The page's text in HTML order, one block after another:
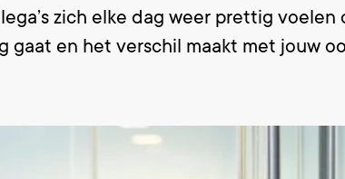
zich elke dag weer prettig voelen
gaat en het verschil maakt met jouw